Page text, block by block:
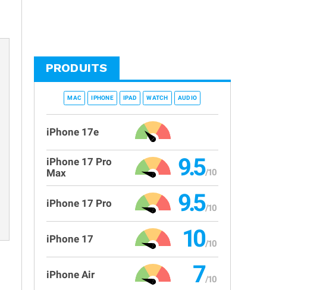
PRODUITS
MAC IPHONE IPAD WATCH AUDIO
iPhone 17e
iPhone 17 Pro
Max
9.5
iPhone 17 Pro 9.5
iPhone 17 10
iPhone Air 7